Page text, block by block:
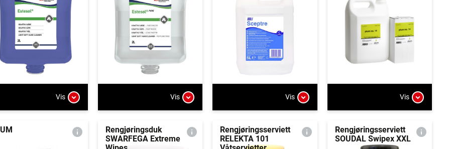
Vis Vis Vis Vis
Rengjøringsduk
SWARFEGA Extreme
Rengjøringsserviett
RELEKTA 101
Rengjøringsserviett
SOUDAL Swipex XXL